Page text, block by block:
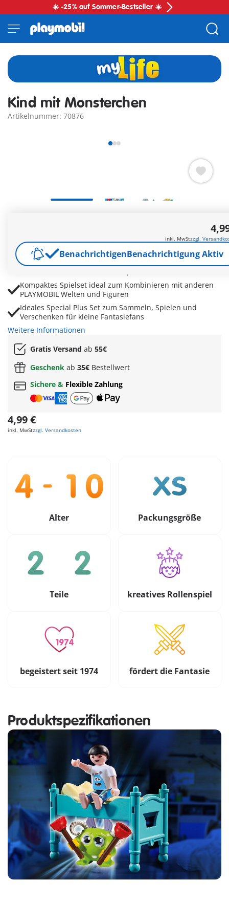
☀️ -25% auf Sommer-Bestseller ☀️
Kind mit Monsterchen
Artikelnummer: 70876
Mit Bett, Taschenlampe und Zubehör für spannende
Nachtabenteuer voller Überraschungen
Freundliche Begegnung unter dem Bett fördert Mut,
Kompaktes Spielset ideal zum Kombinieren mit anderen
PLAYMOBIL Welten und Figuren
Ideales Special Plus Set zum Sammeln, Spielen und
Verschenken für kleine Fantasiefans
Weitere Informationen
Gratis Versand ab 55€
Geschenk ab 35€ Bestellwert
Sichere & Flexible Zahlung
4,99 €
inkl. MwStzzgl. Versandkosten
inkl. MwStzzgl.
BenachrichtigenBenachrichtigung Aktiv
Alter Packungsgröße
Teile kreatives Rollenspiel
begeistert seit 1974 fördert die Fantasie
Produktspezifikationen